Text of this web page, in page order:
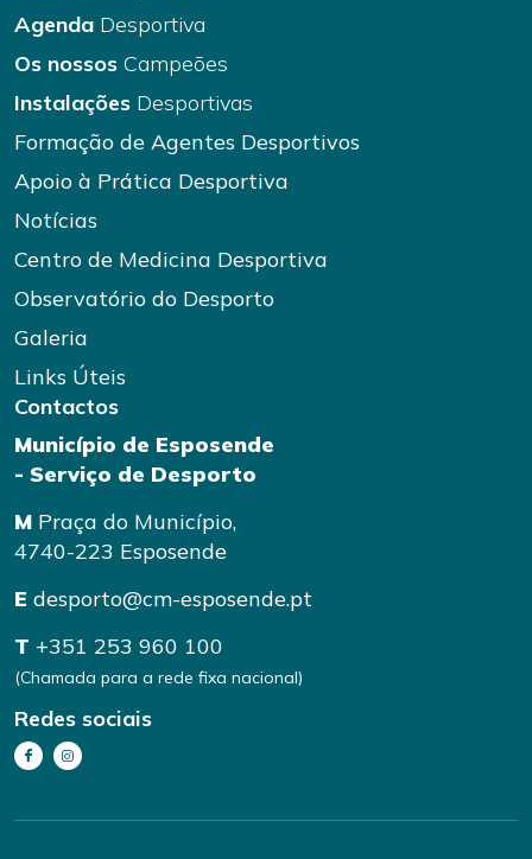
Agenda Desportiva
Os nossos Campeões
Instalações Desportivas
Formação de Agentes Desportivos
Apoio à Prática Desportiva
Notícias
Centro de Medicina Desportiva
Observatório do Desporto
Galeria
Links Úteis
Contactos
Município de Esposende
- Serviço de Desporto
M Praça do Município,
4740-223 Esposende
E desporto@cm-esposende.pt
T +351 253 960 100
(Chamada para a rede fixa nacional)
Redes sociais